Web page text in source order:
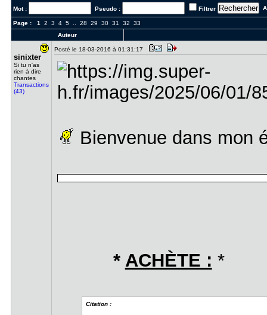
Mot : Pseudo : Filtrer
Page : 1 2 3 4 5.. 28 29 30 31 32
33
Auteur
sinixter
Si tu n'as
rien à dire
chantes
Transactions
(43)
Posté le 18-03-2016 à 01:31:17
Bienvenue dans mon
* ACHÈTE : *
Citation :